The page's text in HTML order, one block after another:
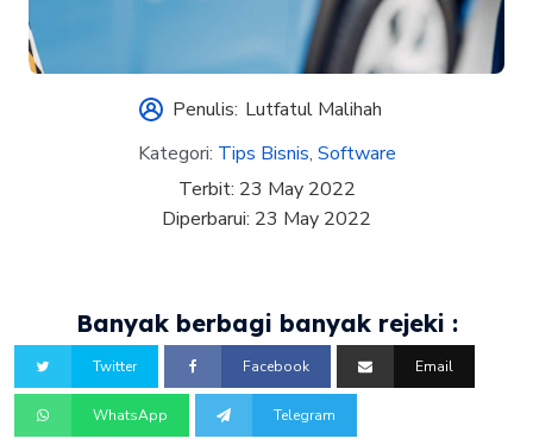
Penulis: Lutfatul Malihah
Kategori: Tips Bisnis, Software
Terbit: 23 May 2022
Diperbarui: 23 May 2022
Banyak berbagi banyak rejeki :
Twitter Facebook Email
WhatsApp Telegram